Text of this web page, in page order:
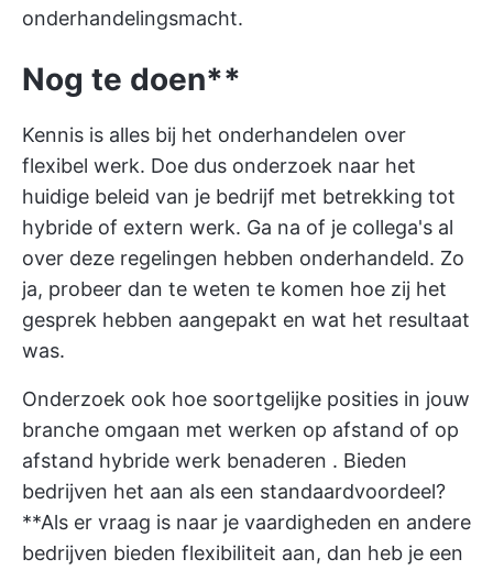
onderhandelingsmacht.
Nog te doen**
Kennis is alles bij het onderhandelen over
flexibel werk. Doe dus onderzoek naar het
huidige beleid van je bedrijf met betrekking tot
hybride of extern werk. Ga na of je collega's al
over deze regelingen hebben onderhandeld. Zo
ja, probeer dan te weten te komen hoe zij het
gesprek hebben aangepakt en wat het resultaat
was.
Onderzoek ook hoe soortgelijke posities in jouw
branche omgaan met werken op afstand of op
afstand hybride werk benaderen . Bieden
bedrijven het aan als een standaardvoordeel?
**Als er vraag is naar je vaardigheden en andere
bedrijven bieden flexibiliteit aan, dan heb je een